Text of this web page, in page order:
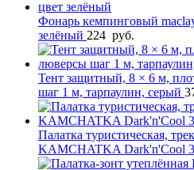
Фонарь кемпинговый
зелёный 224 руб.
Тент защитный, 8 × 6 м,
шаг 1 м, тарпаулин, серый
Палатка туристическая,
KAMCHATKA Dark'n'Cool 3